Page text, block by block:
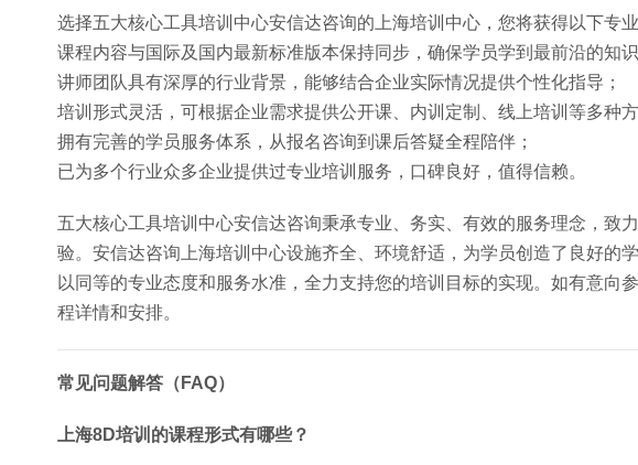
选择五大核心工具培训中心安信达咨询的上海培训中心，您将获得以下专业
课程内容与国际及国内最新标准版本保持同步，确保学员学到最前沿的知识
讲师团队具有深厚的行业背景，能够结合企业实际情况提供个性化指导；
培训形式灵活，可根据企业需求提供公开课、内训定制、线上培训等多种方
拥有完善的学员服务体系，从报名咨询到课后答疑全程陪伴；
已为多个行业众多企业提供过专业培训服务，口碑良好，值得信赖。
五大核心工具培训中心安信达咨询秉承专业、务实、有效的服务理念，致
验。安信达咨询上海培训中心设施齐全、环境舒适，为学员创造了良好的
以同等的专业态度和服务水准，全力支持您的培训目标的实现。如有意向
程详情和安排。
常见问题解答（FAQ）
上海8D培训的课程形式有哪些？